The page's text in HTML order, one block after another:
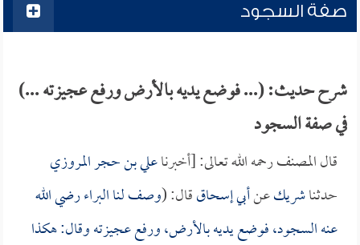
صفة السجود
شرح حديث: (... فوضع يديه بالأرض ورفع عجيزته ...)
في صفة السجود
قال المصنف رحمه الله تعالى: [أخبرناعلي بن حجر المروزي
حدثناشريكعنأبي إسحاققال: (وصف لناالبراءرضي الله
عنه السجود، فوضع يديه بالأرض، ورفع عجيزته وقال: هكذا